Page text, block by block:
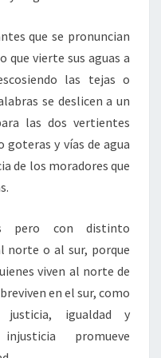
que se pronuncian
que vierte sus aguas a
las tejas o
se deslicen a un
las dos vertientes
y vías de agua
de los moradores que
pero con distinto
norte o al sur, porque
viven al norte de
en el sur, como
justicia, igualdad y
promueve